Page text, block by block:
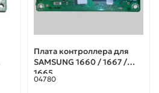
Плата контроллера для
SAMSUNG 1660 / 1667 /
1665
04780